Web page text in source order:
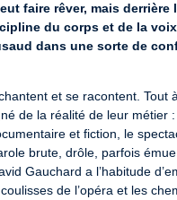
faire rêver, mais
du corps et de la
dans une sorte de
et se racontent. Tout
de la réalité de leur métier
et fiction, le
brute, drôle, parfois
Gauchard a l’habitude
de l’opéra et les